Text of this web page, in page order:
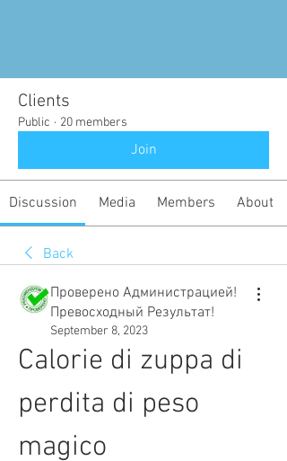
Clients
Public · 20 members
Join
Discussion Media Members About
Back
Проверено Администрацией!
Превосходный Результат!
September 8, 2023
Calorie di zuppa di
perdita di peso
magico